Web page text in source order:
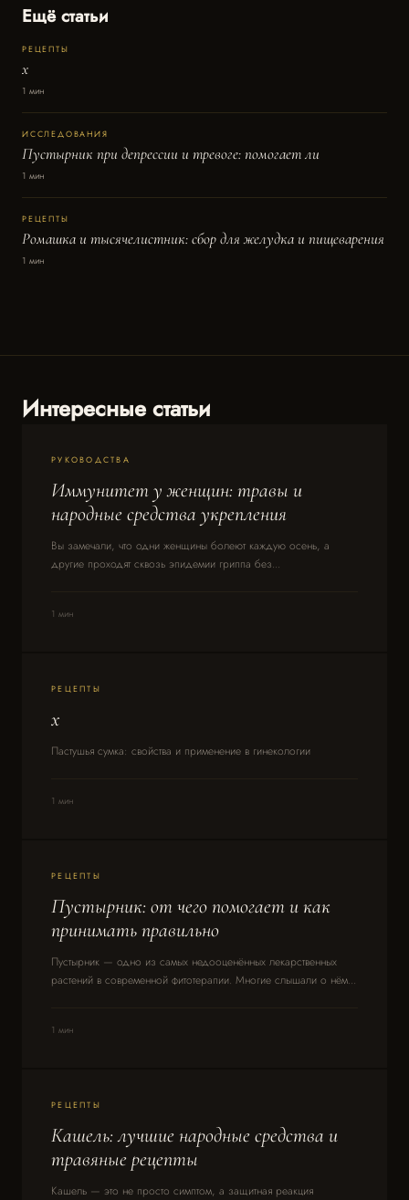
Ещё статьи
РЕЦЕПТЫ
x
1 мин
ИССЛЕДОВАНИЯ
Пустырник при депрессии и тревоге: помогает ли
1 мин
РЕЦЕПТЫ
Ромашка и тысячелистник: сбор для желудка и пищеварения
1 мин
Интересные статьи
РУКОВОДСТВА
Иммунитет у женщин: травы и
народные средства укрепления
Вы замечали, что одни женщины болеют каждую осень, а
другие проходят сквозь эпидемии гриппа без...
1 мин
РЕЦЕПТЫ
x
Пастушья сумка: свойства и применение в гинекологии
1 мин
РЕЦЕПТЫ
Пустырник: от чего помогает и как
принимать правильно
Пустырник — одно из самых недооценённых лекарственных
растений в современной фитотерапии. Многие слышали о нём...
1 мин
РЕЦЕПТЫ
Кашель: лучшие народные средства и
травяные рецепты
Кашель — это не просто симптом, а защитная реакция